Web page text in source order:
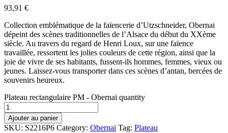
93,91 €
Collection emblématique de la faïencerie d’Utzschneider, Obernai
dépeint des scènes traditionnelles de l’Alsace du début du XXème
siècle. Au travers du regard de Henri Loux, sur une faïence
travaillée, ressortent les jolies couleurs de cette région, ainsi que la
joie de vivre de ses habitants, fussent-ils hommes, femmes, vieux ou
jeunes. Laissez-vous transporter dans ces scènes d’antan, bercées de
souvenirs heureux.
Plateau rectangulaire PM - Obernai quantity
Ajouter au panier
SKU: S2216P6 Category: Obernai Tag: Plateau